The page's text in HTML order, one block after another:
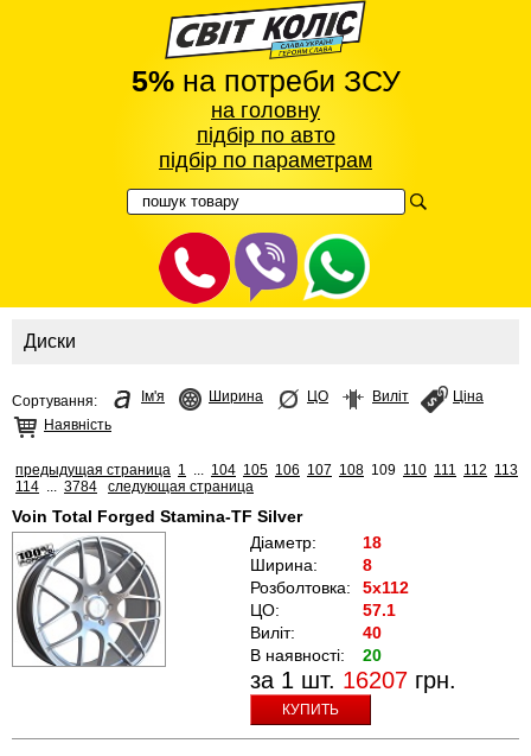
5%на потреби ЗСУ
на головну
підбір по авто
підбір по параметрам
Диски
Сортування: Ім'я Ширина ЦО Виліт
Ціна
Наявність
предыдущая страница 1 104 105 106 107 108 109 110 111 112 113
114
3784 следующая страница
Voin Total Forged Stamina-TF Silver
Діаметр:
18
Ширина:
8
Розболтовка:
5x112
ЦО:
57.1
Виліт:
40
В наявності:
20
за 1 шт. 16207 грн.
КУПИТЬ